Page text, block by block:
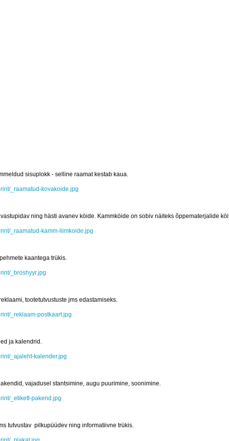
sisuplokk - selline raamat kestab kaua.
_raamatud-kovakoide.jpg
ning hästi avanev köide. Kammköide on sobiv näiteks õppematerjalide
_raamatud-kamm-liimkoide.jpg
kaantega trükis.
_broshyyr.jpg
tootetutvustuste jms edastamiseks.
_reklaam-postkaart.jpg
ja kalendrid.
_ajaleht-kalender.jpg
vajadusel stantsimine, augu puurimine, soonimine.
_etikett-pakend.jpg
tutvustav pilkupüüdev ning informatiivne trükis.